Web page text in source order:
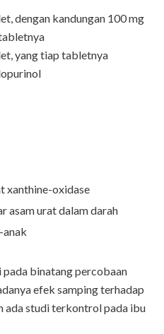
dengan kandungan 100 mg
yang tiap tabletnya
xanthine-oxidase
asam urat dalam darah
anak
pada binatang percobaan
efek samping terhadap
ada studi terkontrol pada ibu